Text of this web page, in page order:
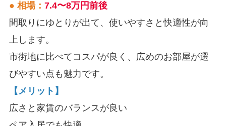
● 相場： 7.4〜8万円前後
間取りにゆとりが出て、使いやすさと快適性が向
上します。
市街地に比べてコスパが良く、広めのお部屋が選
びやすい点も魅力です。
【メリット】
広さと家賃のバランスが良い